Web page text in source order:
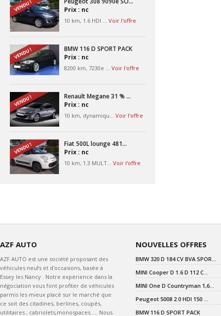
Prix : nc
10 km, 1.6 HDI ... Voir l'offre
BMW 116 D SPORT PACK
Prix : nc
8200 km, 7230e ... Voir l'offre
Renault Megane 31 % ...
Prix : nc
10 km, dynamiqu... Voir l'offre
Fiat 500L lounge 481...
Prix : nc
10 km, 1.3 MULT... Voir l'offre
AZF AUTO
AZF AUTO est une société proposant des
véhicules neufs et d'occasions, basée à
Essey les Nancy . Notre expérience dans la
négociation vous font profiter de véhicules
parmis les mieux placé sur le marché que
ce soit des citadines, berlines, coupés,
utilitaires , cabriolets,monospaces..... Nous
NOUVELLES OFFRES
BMW 320 D 184 CV BVA SPOR...
MINI Cooper D 1.6 D 112 C...
MINI One D Countryman 1,6...
Peugeot 5008 2.0 HDI 150 ...
BMW 116 D SPORT PACK